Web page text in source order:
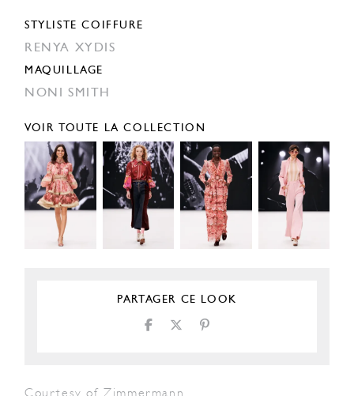
STYLISTE COIFFURE
RENYA XYDIS
MAQUILLAGE
NONI SMITH
VOIR TOUTE LA COLLECTION
PARTAGER CE LOOK